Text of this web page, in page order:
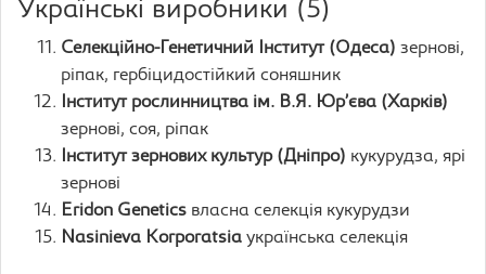
Українські виробники (5)
Селекційно-Генетичний Інститут (Одеса) зернові,
ріпак, гербіцидостійкий соняшник
Інститут рослинництва ім. В.Я. Юр’єва (Харків)
зернові, соя, ріпак
Інститут зернових культур (Дніпро) кукурудза, ярі
зернові
Eridon Genetics власна селекція кукурудзи
Nasinieva Korporatsia українська селекція